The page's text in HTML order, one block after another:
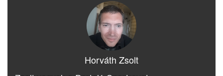
Horváth Zsolt